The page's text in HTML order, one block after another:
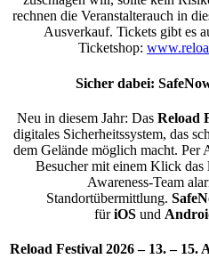
rechnen die Veranstalterauch in
Ausverkauf. Tickets gibt es
Ticketshop:
Sicher dabei:
Neu in diesem Jahr: Das Reload
digitales Sicherheitssystem, das
dem Gelände möglich macht. Per
Besucher mit einem Klick das
Awareness-Team
Standortübermittlung.
für iOS und
Reload Festival 2026 – 13. –